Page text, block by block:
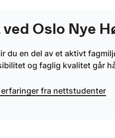
Oslo Nye
du en del av et aktivt
og faglig kvalitet går
fra nettstudenter